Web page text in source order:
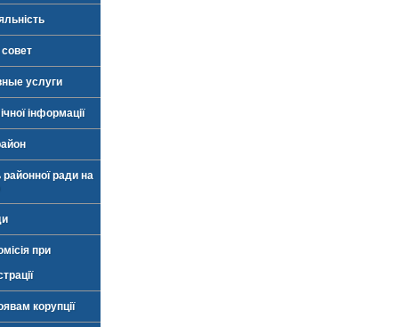
услуги
інформації
ради на
при
корупції